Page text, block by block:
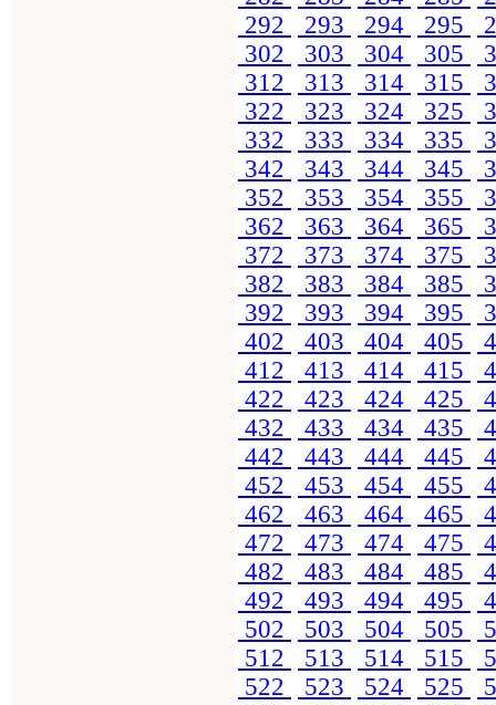
292
293 294 295
302
303 304 305
312
313 314 315
322
323 324 325
332
333 334 335
342
343 344 345
352
353 354 355
362
363 364 365
372
373 374 375
382
383 384 385
392
393 394 395
402
403 404 405
412
413 414 415
422
423 424 425
432
433 434 435
442
443 444 445
452
453 454 455
462
463 464 465
472
473 474 475
482
483 484 485
492
493 494 495
502
503 504 505
512
513 514 515
522
523 524 525